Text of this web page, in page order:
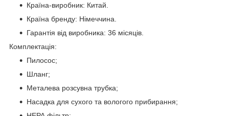
Країна-виробник: Китай.
Країна бренду: Німеччина.
Гарантія від виробника: 36 місяців.
Комплектація:
Пилосос;
Шланг;
Металева розсувна трубка;
Насадка для сухого та вологого прибирання;